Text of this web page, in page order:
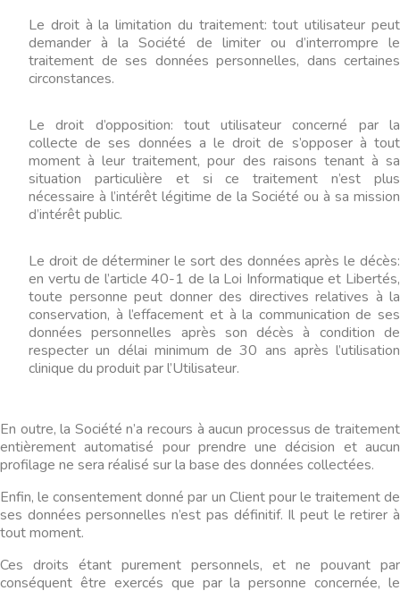
Le droit à la limitation du traitement: tout utilisateur peut
demander à la Société de limiter ou d’interrompre le
traitement de ses données personnelles, dans certaines
circonstances.
Le droit d’opposition: tout utilisateur concerné par la
collecte de ses données a le droit de s’opposer à tout
moment à leur traitement, pour des raisons tenant à sa
situation particulière et si ce traitement n’est plus
nécessaire à l’intérêt légitime de la Société ou à sa mission
d’intérêt public.
Le droit de déterminer le sort des données après le décès:
en vertu de l’article 40-1 de la Loi Informatique et Libertés,
toute personne peut donner des directives relatives à la
conservation, à l’effacement et à la communication de ses
données personnelles après son décès à condition de
respecter un délai minimum de 30 ans après l’utilisation
clinique du produit par l’Utilisateur.
En outre, la Société n’a recours à aucun processus de traitement
entièrement automatisé pour prendre une décision et aucun
profilage ne sera réalisé sur la base des données collectées.
Enfin, le consentement donné par un Client pour le traitement de
ses données personnelles n’est pas définitif. Il peut le retirer à
tout moment.
Ces droits étant purement personnels, et ne pouvant par
conséquent être exercés que par la personne concernée, le